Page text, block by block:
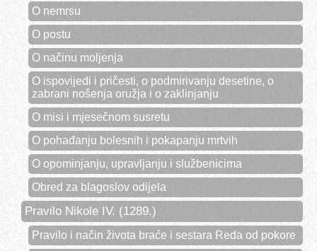
O nemrsu
O postu
O načinu moljenja
O ispovijedi i pričesti, o podmirivanju desetine, o
zabrani nošenja oružja i o zaklinjanju
O misi i mjesečnom susretu
O pohađanju bolesnih i pokapanju mrtvih
O opominjanju, upravljanju i službenicima
Obred za blagoslov odijela
Pravilo Nikole IV. (1289.)
Pravilo i način života braće i sestara Reda od pokore